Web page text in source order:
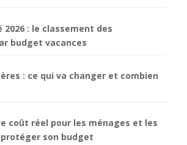
: le classement des
budget vacances
: ce qui va changer et combien
coût réel pour les ménages et les
son budget